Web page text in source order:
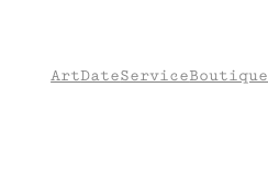
ArtDateServiceBoutique